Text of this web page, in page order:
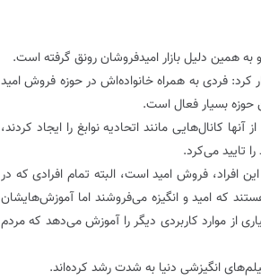
همین دلیل بازار امیدفروشان رونق گرفته است.
فردی به همراه خانواده‌اش در حوزه فروش امید
حوزه بسیار فعال است.
کانال‌هایی مانند اتحادیه نوابغ را ایجاد کردند،
تایید می‌کرد.
افراد، فروش امید است، البته تمام‌ افرادی که در
که امید و انگیزه می‌فروشند اما آموزش‌هایشان
از موارد کاربردی دیگر را آموزش می‌دهد که مردم
انگیزشی دنیا به شدت رشد کرده‌اند.